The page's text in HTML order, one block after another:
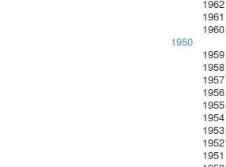
1962
1961
1960
1950
1959
1958
1957
1956
1955
1954
1953
1952
1951